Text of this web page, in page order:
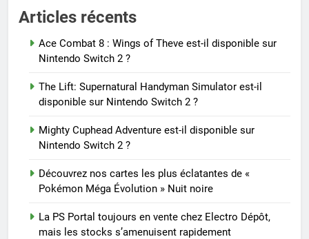
Articles récents
Ace Combat 8 : Wings of Theve est-il disponible sur
Nintendo Switch 2 ?
The Lift: Supernatural Handyman Simulator est-il
disponible sur Nintendo Switch 2 ?
Mighty Cuphead Adventure est-il disponible sur
Nintendo Switch 2 ?
Découvrez nos cartes les plus éclatantes de «
Pokémon Méga Évolution » Nuit noire
La PS Portal toujours en vente chez Electro Dépôt,
mais les stocks s’amenuisent rapidement